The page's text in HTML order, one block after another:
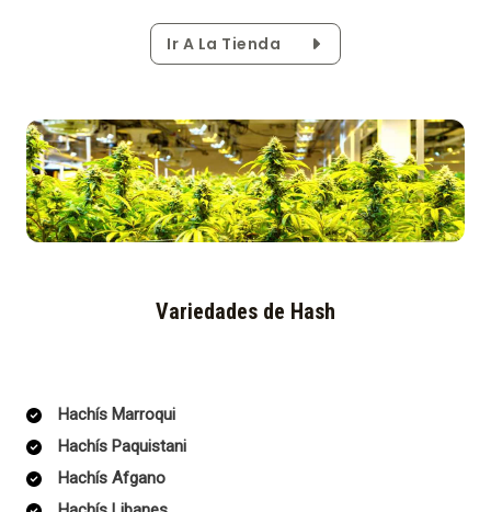
Ir A La Tienda
Variedades de Hash
Hachís Marroqui
Hachís Paquistani
Hachís Afgano